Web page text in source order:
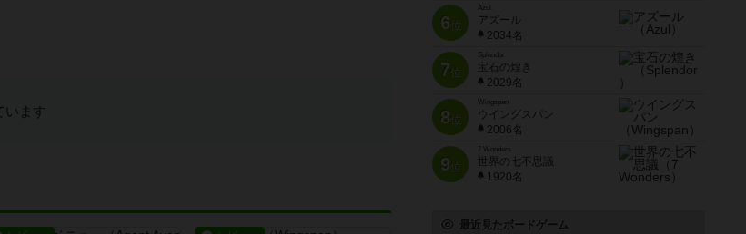
います
6位
Azul
アズール
2034名
7位
宝石の煌き
2029名
8位
Wingspan
ウイングスパン
2006名
9位
7 Wonders
世界の七不思議
1920名
最近見たボードゲーム